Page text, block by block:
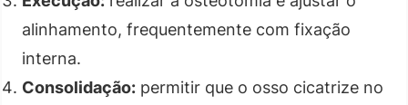
alinhamento, frequentemente com fixação
interna.
Consolidação: permitir que o osso cicatrize no